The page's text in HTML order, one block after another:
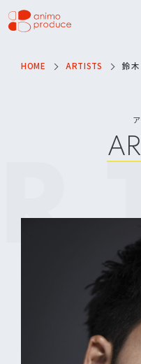
コ
ン
トピックス
PRODUCTS
DISTRIBUTIONS
SOUND
HOME ARTISTS 鈴